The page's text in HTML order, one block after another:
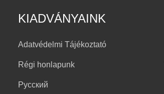
KIADVÁNYAINK
Adatvédelmi Tájékoztató
Régi honlapunk
Русский